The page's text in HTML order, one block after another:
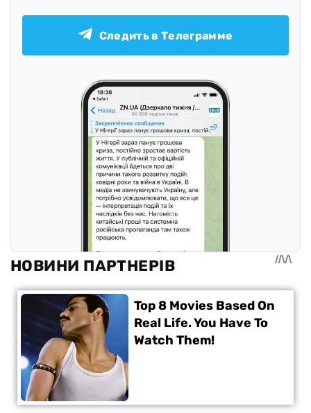
Следить в Телеграмме